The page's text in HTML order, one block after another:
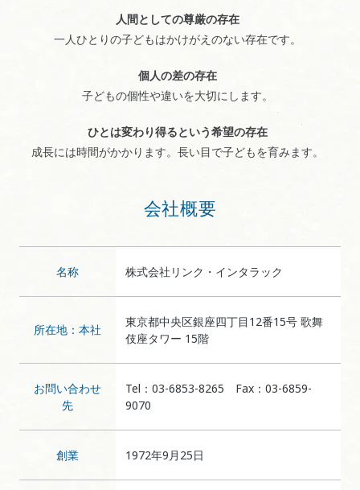
人間としての尊厳の存在
一人ひとりの子どもはかけがえのない存在です。
個人の差の存在
子どもの個性や違いを大切にします。
ひとは変わり得るという希望の存在
成長には時間がかかります。長い目で子どもを育みます。
会社概要
名称 株式会社リンク・インタラック
所在地：本社
東京都中央区銀座四丁目12番15号 歌舞
伎座タワー 15階
お問い合わせ
先
Tel：03-6853-8265 Fax：03-6859-
9070
創業 1972年9月25日